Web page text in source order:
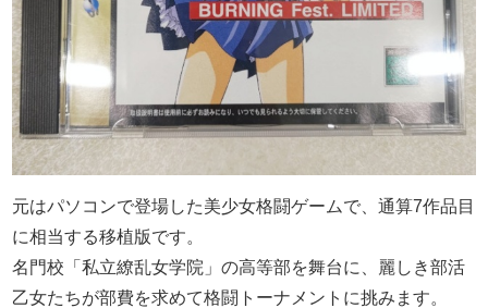
元はパソコンで登場した美少女格闘ゲームで、通算7作品目
に相当する移植版です。
名門校「私立繚乱女学院」の高等部を舞台に、麗しき部活
乙女たちが部費を求めて格闘トーナメントに挑みます。